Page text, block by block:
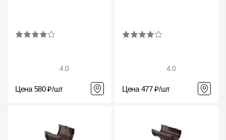
4.0
Цена 580 ₽/шт
4.0
Цена 477 ₽/шт